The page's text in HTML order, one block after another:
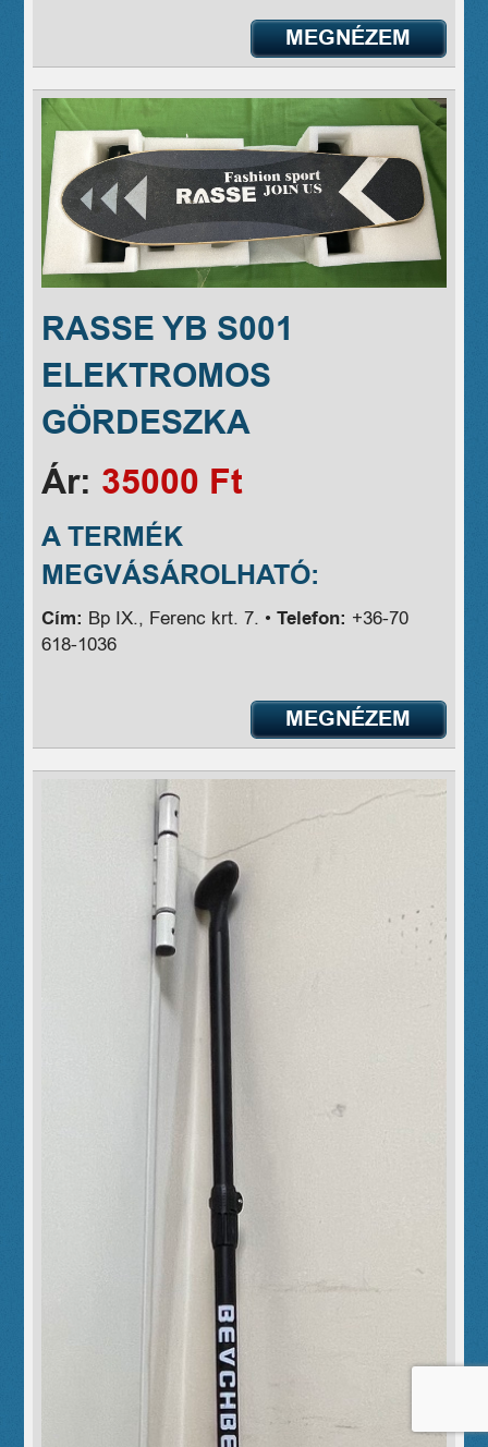
MEGNÉZEM
RASSE YB S001
ELEKTROMOS
GÖRDESZKA
Ár: 35000 Ft
A TERMÉK
MEGVÁSÁROLHATÓ:
Cím: Bp IX., Ferenc krt. 7. •Telefon: +36-70
618-1036
MEGNÉZEM